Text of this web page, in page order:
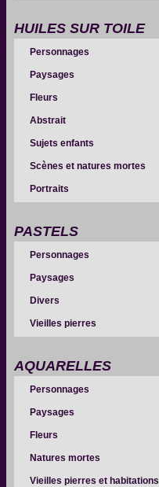
HUILES SUR TOILE
Personnages
Paysages
Fleurs
Abstrait
Sujets enfants
Scènes et natures mortes
Portraits
PASTELS
Personnages
Paysages
Divers
Vieilles pierres
AQUARELLES
Personnages
Paysages
Fleurs
Natures mortes
Vieilles pierres et habitations